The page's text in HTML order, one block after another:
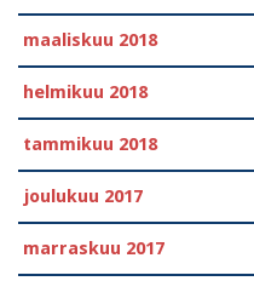
maaliskuu 2018
helmikuu 2018
tammikuu 2018
joulukuu 2017
marraskuu 2017